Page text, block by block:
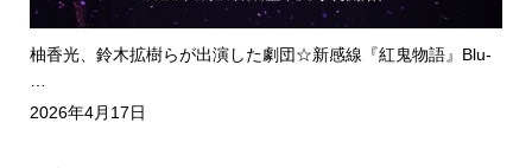
柚香光、鈴木拡樹らが出演した劇団☆新感線『紅鬼物語』Blu-
2026年4月17日